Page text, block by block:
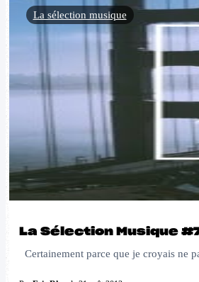
La Sélection Musique
Certainement parce que je croyais ne
La sélection musique